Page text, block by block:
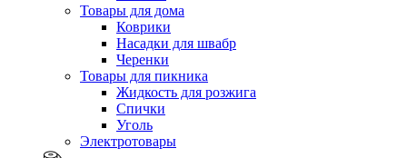
Товары для дома
Коврики
Насадки для швабр
Черенки
Товары для пикника
Жидкость для розжига
Спички
Уголь
Электротовары